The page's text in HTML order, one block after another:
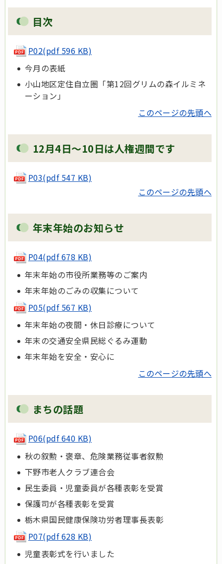
目次
P02(pdf 596 KB)
今月の表紙
小山地区定住自立圏「第12回グリムの森イルミネ
ーション」
このページの先頭へ
12月4日～10日は人権週間です
P03(pdf 547 KB)
このページの先頭へ
年末年始のお知らせ
P04(pdf 678 KB)
年末年始の市役所業務等のご案内
年末年始のごみの収集について
P05(pdf 567 KB)
年末年始の夜間・休日診療について
年末の交通安全県民総ぐるみ運動
年末年始を安全・安心に
このページの先頭へ
まちの話題
P06(pdf 640 KB)
秋の叙勲・褒章、危険業務従事者叙勲
下野市老人クラブ連合会
民生委員・児童委員が各種表彰を受賞
保護司が各種表彰を受賞
栃木県国民健康保険功労者理事長表彰
P07(pdf 628 KB)
児童表彰式を行いました